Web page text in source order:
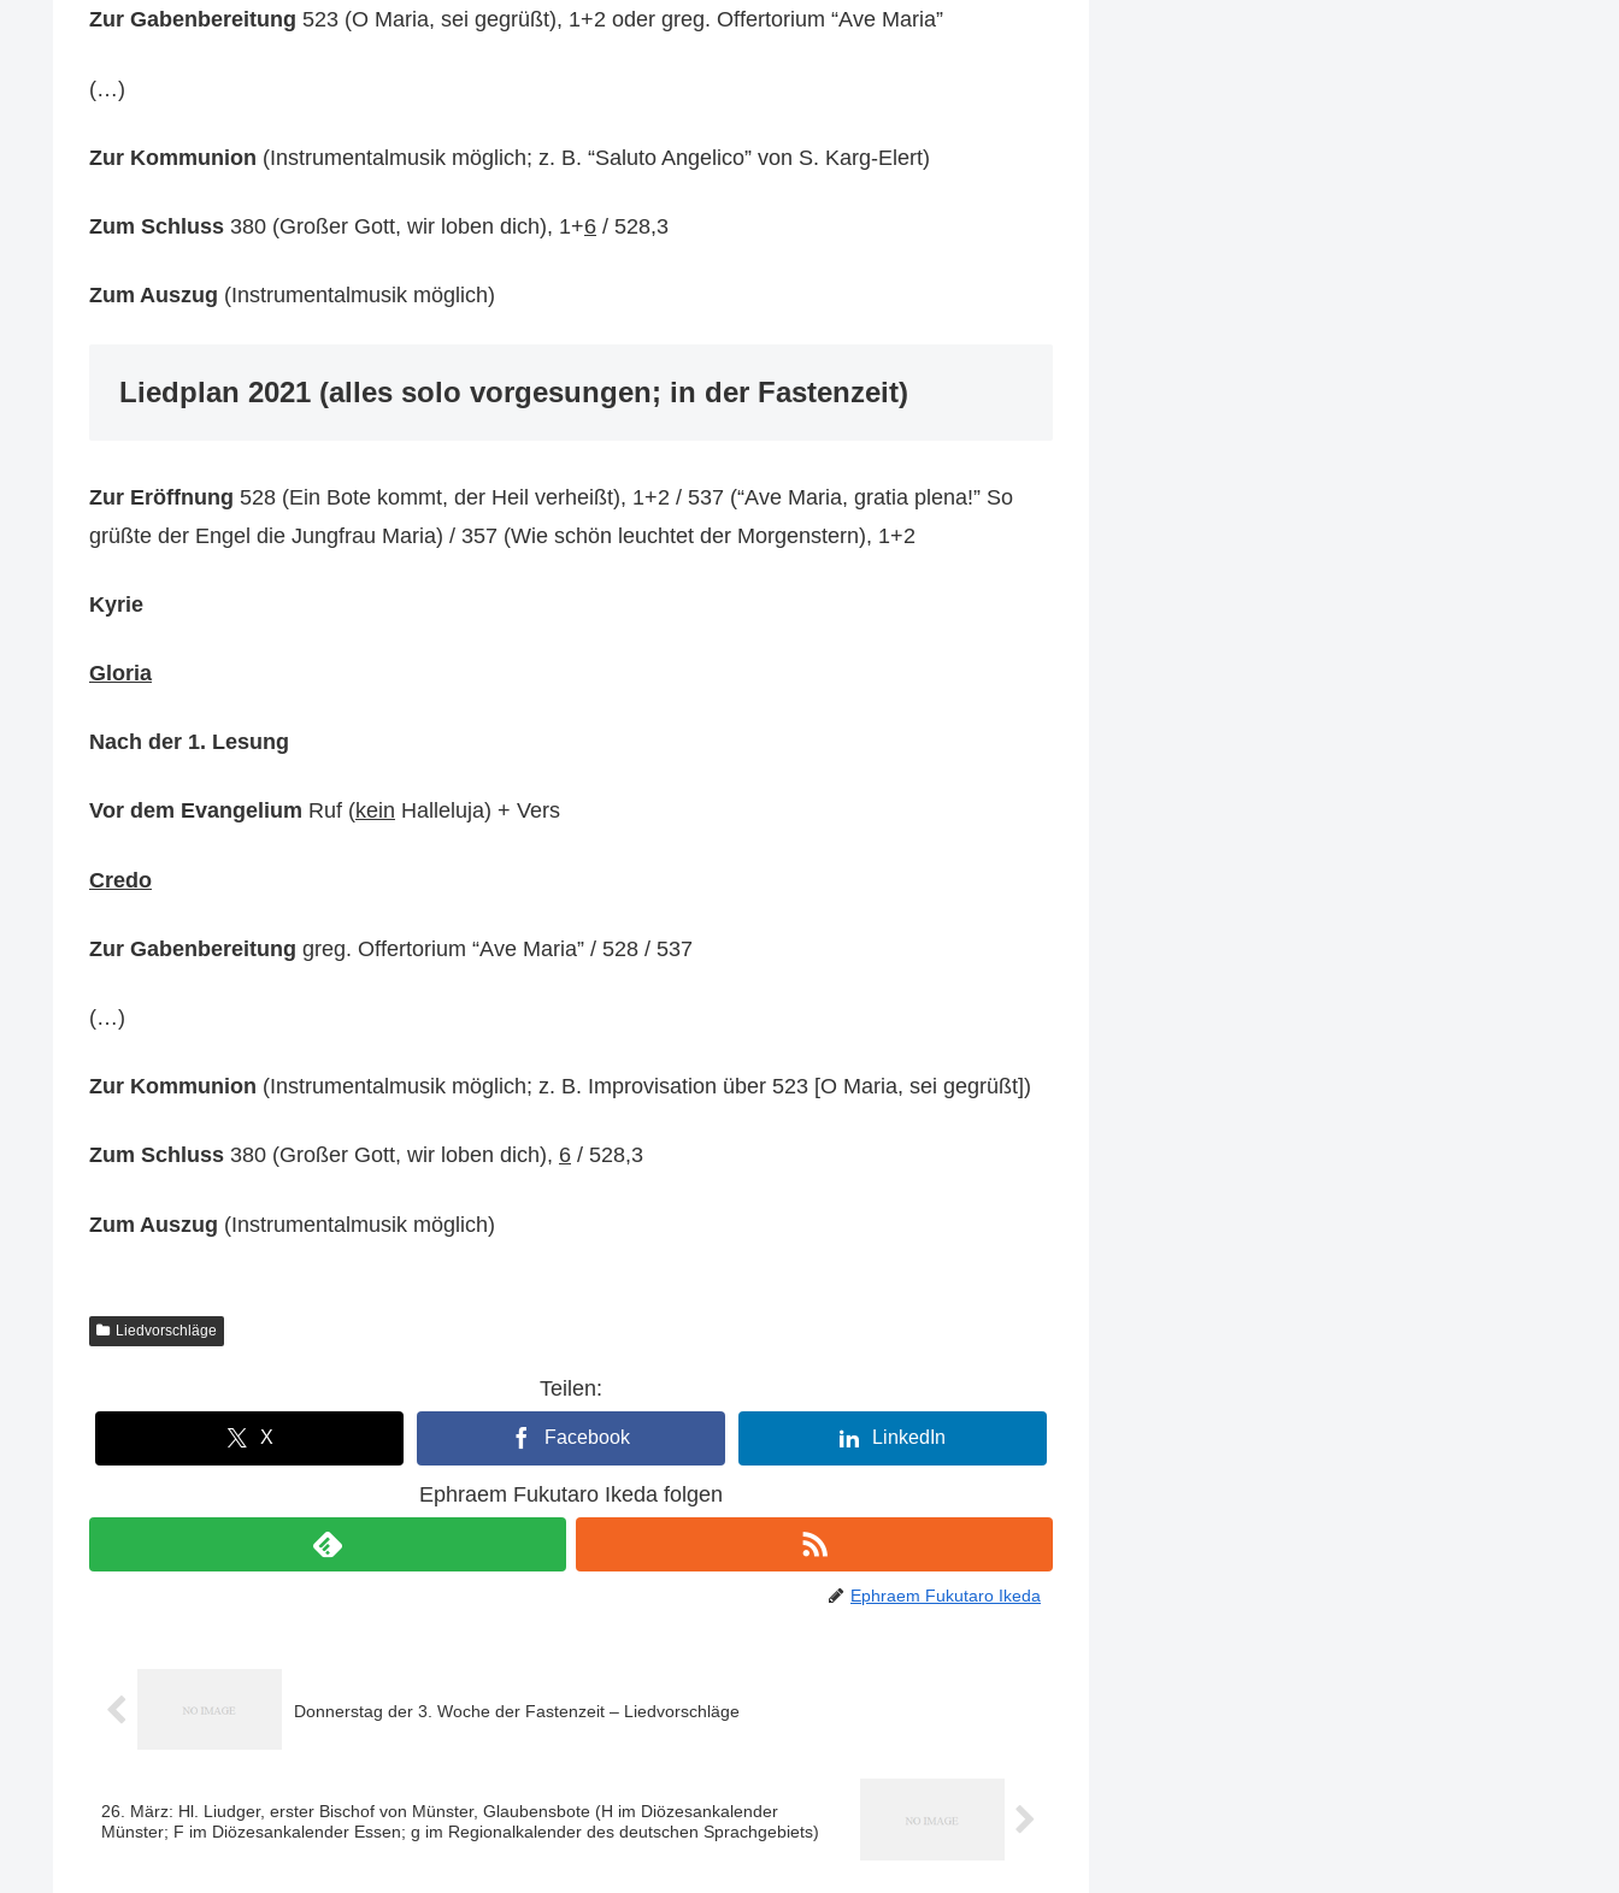
Zur Gabenbereitung 523 (O Maria, sei gegrüßt), 1+2 oder greg. Offertorium “Ave Maria”
(…)
Zur Kommunion (Instrumentalmusik möglich; z. B. “Saluto Angelico” von S. Karg-Elert)
Zum Schluss 380 (Großer Gott, wir loben dich), 1+6 / 528,3
Zum Auszug (Instrumentalmusik möglich)
Liedplan 2021 (alles solo vorgesungen; in der Fastenzeit)
Zur Eröffnung 528 (Ein Bote kommt, der Heil verheißt), 1+2 / 537 (“Ave Maria, gratia plena!” So
grüßte der Engel die Jungfrau Maria) / 357 (Wie schön leuchtet der Morgenstern), 1+2
Kyrie
Gloria
Nach der 1. Lesung
Vor dem Evangelium Ruf (kein Halleluja) + Vers
Credo
Zur Gabenbereitung greg. Offertorium “Ave Maria” / 528 / 537
(…)
Zur Kommunion (Instrumentalmusik möglich; z. B. Improvisation über 523 [O Maria, sei gegrüßt])
Zum Schluss 380 (Großer Gott, wir loben dich), 6 / 528,3
Zum Auszug (Instrumentalmusik möglich)
Liedvorschläge
Teilen:
X Facebook LinkedIn
Ephraem Fukutaro Ikeda folgen
Ephraem Fukutaro Ikeda
Donnerstag der 3. Woche der Fastenzeit – Liedvorschläge
26. März: Hl. Liudger, erster Bischof von Münster, Glaubensbote (H im Diözesankalender
Münster; F im Diözesankalender Essen; g im Regionalkalender des deutschen Sprachgebiets)